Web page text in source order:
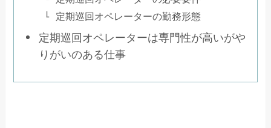
定期巡回オペレーターの勤務形態
定期巡回オペレーターは専門性が高いがや
りがいのある仕事